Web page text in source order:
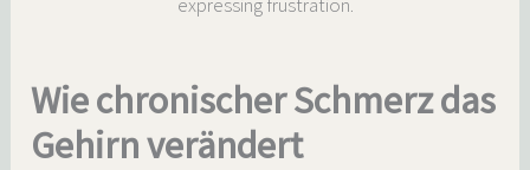
Wie chronischer Schmerz das
Gehirn verändert